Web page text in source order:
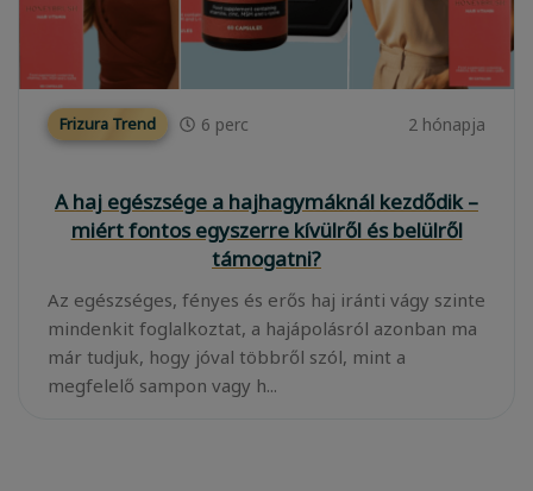
Frizura Trend 6 perc 2 hónapja
A haj egészsége a hajhagymáknál kezdődik –
miért fontos egyszerre kívülről és belülről
támogatni?
Az egészséges, fényes és erős haj iránti vágy szinte
mindenkit foglalkoztat, a hajápolásról azonban ma
már tudjuk, hogy jóval többről szól, mint a
megfelelő sampon vagy h...